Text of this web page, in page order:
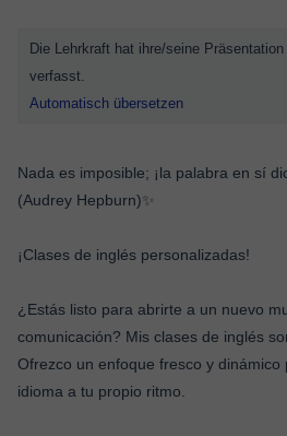
Die Lehrkraft hat ihre/seine
verfasst.
Automatisch übersetzen
Nada es imposible; ¡la palabra en sí
(Audrey Hepburn)✨
¡Clases de inglés personalizadas!
¿Estás listo para abrirte a un nuevo
comunicación? Mis clases de inglés
Ofrezco un enfoque fresco y
idioma a tu propio ritmo.